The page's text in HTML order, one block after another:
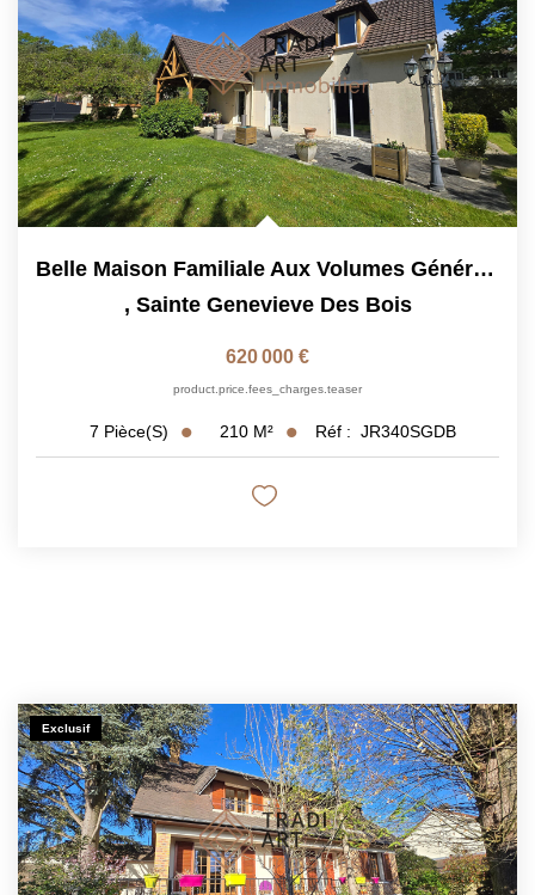
Belle Maison Familiale Aux Volumes Généreux ? Secteur Calme
, Sainte Genevieve Des Bois
620 000 €
product.price.fees_charges.teaser
7 Pièce(s) 210 M² Réf : JR340SGDB
Exclusif